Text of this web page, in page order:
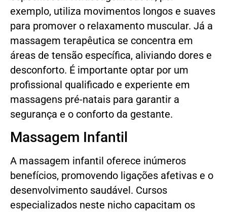
exemplo, utiliza movimentos longos e suaves
para promover o relaxamento muscular. Já a
massagem terapêutica se concentra em
áreas de tensão específica, aliviando dores e
desconforto. É importante optar por um
profissional qualificado e experiente em
massagens pré-natais para garantir a
segurança e o conforto da gestante.
Massagem Infantil
A massagem infantil oferece inúmeros
benefícios, promovendo ligações afetivas e o
desenvolvimento saudável. Cursos
especializados neste nicho capacitam os